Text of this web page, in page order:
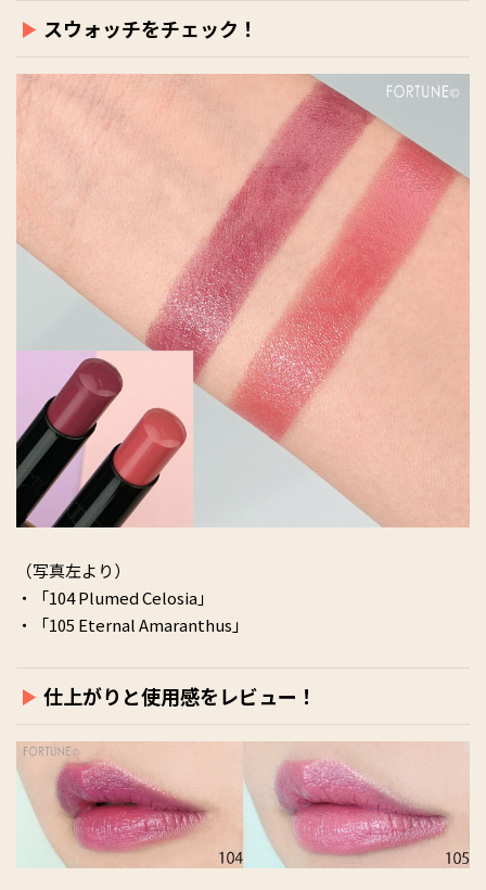
スウォッチをチェック！
（写真左より）
・「104 Plumed Celosia」
・「105 Eternal Amaranthus」
仕上がりと使用感をレビュー！